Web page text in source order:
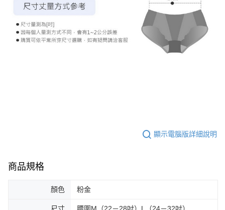
顯示電腦版詳細說明
商品規格
顏色 粉金
尺寸 腰圍M（22－28吋）L（24－32吋）